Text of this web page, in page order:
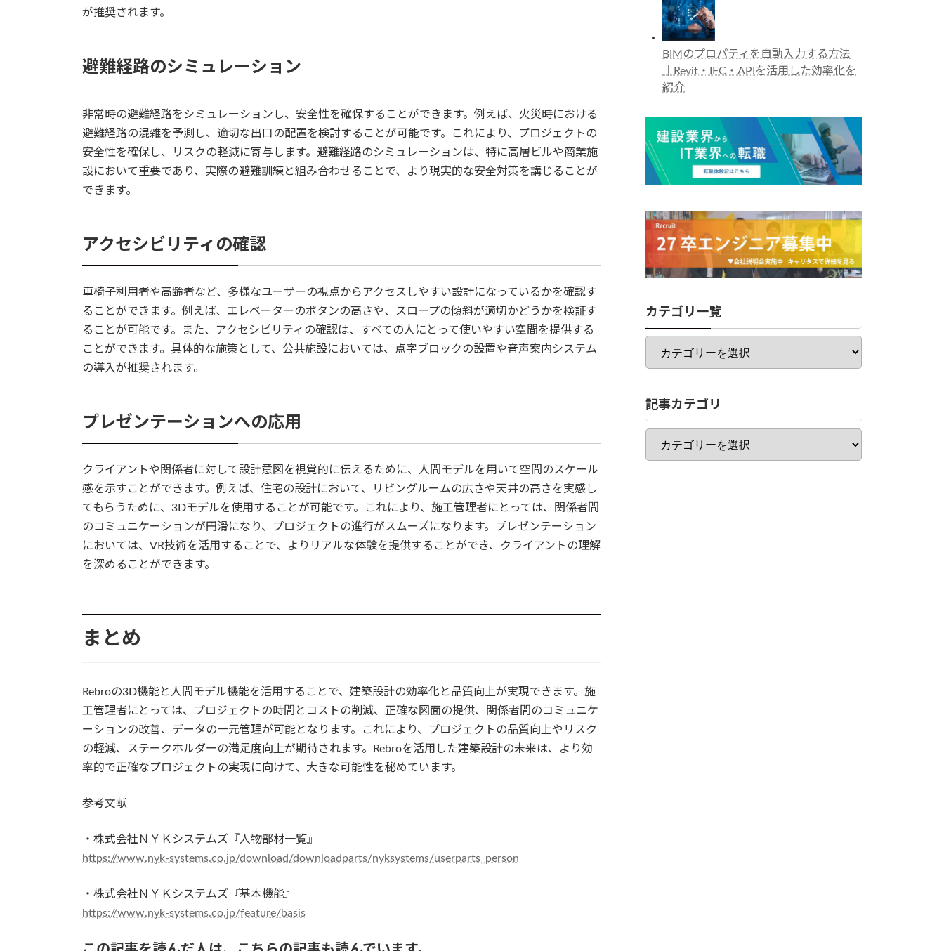
が推奨されます。
避難経路のシミュレーション
非常時の避難経路をシミュレーションし、安全性を確保することができます。例えば、火災時における
避難経路の混雑を予測し、適切な出口の配置を検討することが可能です。これにより、プロジェクトの
安全性を確保し、リスクの軽減に寄与します。避難経路のシミュレーションは、特に高層ビルや商業施
設において重要であり、実際の避難訓練と組み合わせることで、より現実的な安全対策を講じることが
できます。
アクセシビリティの確認
車椅子利用者や高齢者など、多様なユーザーの視点からアクセスしやすい設計になっているかを確認す
ることができます。例えば、エレベーターのボタンの高さや、スロープの傾斜が適切かどうかを検証す
ることが可能です。また、アクセシビリティの確認は、すべての人にとって使いやすい空間を提供する
ことができます。具体的な施策として、公共施設においては、点字ブロックの設置や音声案内システム
の導入が推奨されます。
プレゼンテーションへの応用
クライアントや関係者に対して設計意図を視覚的に伝えるために、人間モデルを用いて空間のスケール
感を示すことができます。例えば、住宅の設計において、リビングルームの広さや天井の高さを実感し
てもらうために、3Dモデルを使用することが可能です。これにより、施工管理者にとっては、関係者間
のコミュニケーションが円滑になり、プロジェクトの進行がスムーズになります。プレゼンテーション
においては、VR技術を活用することで、よりリアルな体験を提供することができ、クライアントの理解
を深めることができます。
まとめ
Rebroの3D機能と人間モデル機能を活用することで、建築設計の効率化と品質向上が実現できます。施
工管理者にとっては、プロジェクトの時間とコストの削減、正確な図面の提供、関係者間のコミュニケ
ーションの改善、データの一元管理が可能となります。これにより、プロジェクトの品質向上やリスク
の軽減、ステークホルダーの満足度向上が期待されます。Rebroを活用した建築設計の未来は、より効
率的で正確なプロジェクトの実現に向けて、大きな可能性を秘めています。
参考文献
・株式会社ＮＹＫシステムズ『人物部材一覧』
https://www.nyk-systems.co.jp/download/downloadparts/nyksystems/userparts_person
・株式会社ＮＹＫシステムズ『基本機能』
https://www.nyk-systems.co.jp/feature/basis
BIMのプロパティを自動入力する方法
｜Revit・IFC・APIを活用した効率化を
紹介
カテゴリ一覧
カ
ゴ
一
覧
記事カテゴリ
記
カ